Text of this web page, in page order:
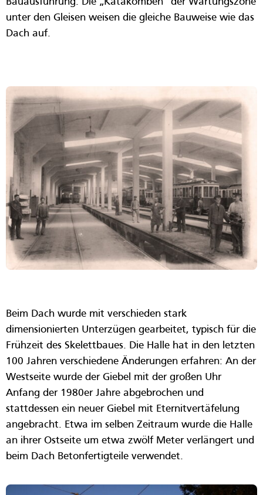
Bauausführung. Die „Katakomben“ der Wartungszone
unter den Gleisen weisen die gleiche Bauweise wie das
Dach auf.
Beim Dach wurde mit verschieden stark
dimensionierten Unterzügen gearbeitet, typisch für die
Frühzeit des Skelettbaues. Die Halle hat in den letzten
100 Jahren verschiedene Änderungen erfahren: An der
Westseite wurde der Giebel mit der großen Uhr
Anfang der 1980er Jahre abgebrochen und
stattdessen ein neuer Giebel mit Eternitvertäfelung
angebracht. Etwa im selben Zeitraum wurde die Halle
an ihrer Ostseite um etwa zwölf Meter verlängert und
beim Dach Betonfertigteile verwendet.